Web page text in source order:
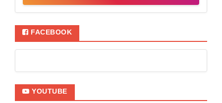
FACEBOOK
YOUTUBE